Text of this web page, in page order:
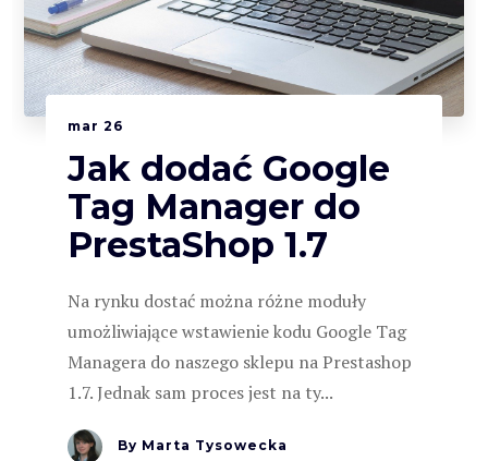
mar 26
Jak dodać Google
Tag Manager do
PrestaShop 1.7
Na rynku dostać można różne moduły
umożliwiające wstawienie kodu Google Tag
Managera do naszego sklepu na Prestashop
1.7. Jednak sam proces jest na ty...
By Marta Tysowecka